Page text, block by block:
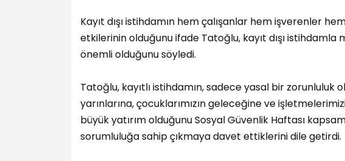
Kayıt dışı istihdamın hem çalışanlar hem işverenler
etkilerinin olduğunu ifade Tatoğlu, kayıt dışı
önemli olduğunu söyledi.
Tatoğlu, kayıtlı istihdamın, sadece yasal bir zorunluluk
yarınlarına, çocuklarımızın geleceğine ve
büyük yatırım olduğunu Sosyal Güvenlik Haftası
sorumluluğa sahip çıkmaya davet ettiklerini dile getirdi.